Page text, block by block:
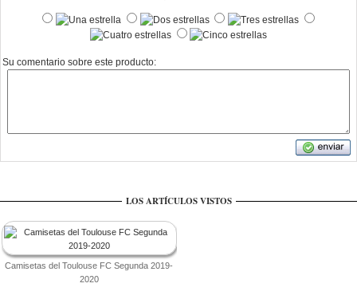
Su comentario sobre este producto:
LOS ARTÍCULOS VISTOS
Camisetas del Toulouse FC Segunda 2019-
2020